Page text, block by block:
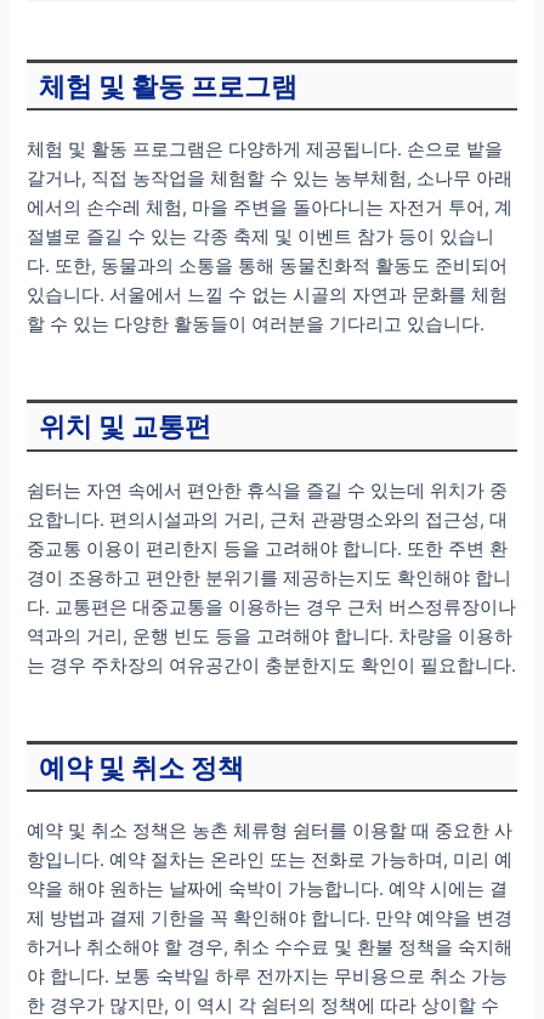
체험 및 활동 프로그램
체험 및 활동 프로그램은 다양하게 제공됩니다. 손으로 밭을
갈거나, 직접 농작업을 체험할 수 있는 농부체험, 소나무 아래
에서의 손수레 체험, 마을 주변을 돌아다니는 자전거 투어, 계
절별로 즐길 수 있는 각종 축제 및 이벤트 참가 등이 있습니
다. 또한, 동물과의 소통을 통해 동물친화적 활동도 준비되어
있습니다. 서울에서 느낄 수 없는 시골의 자연과 문화를 체험
할 수 있는 다양한 활동들이 여러분을 기다리고 있습니다.
위치 및 교통편
쉼터는 자연 속에서 편안한 휴식을 즐길 수 있는데 위치가 중
요합니다. 편의시설과의 거리, 근처 관광명소와의 접근성, 대
중교통 이용이 편리한지 등을 고려해야 합니다. 또한 주변 환
경이 조용하고 편안한 분위기를 제공하는지도 확인해야 합니
다. 교통편은 대중교통을 이용하는 경우 근처 버스정류장이나
역과의 거리, 운행 빈도 등을 고려해야 합니다. 차량을 이용하
는 경우 주차장의 여유공간이 충분한지도 확인이 필요합니다.
예약 및 취소 정책
예약 및 취소 정책은 농촌 체류형 쉼터를 이용할 때 중요한 사
항입니다. 예약 절차는 온라인 또는 전화로 가능하며, 미리 예
약을 해야 원하는 날짜에 숙박이 가능합니다. 예약 시에는 결
제 방법과 결제 기한을 꼭 확인해야 합니다. 만약 예약을 변경
하거나 취소해야 할 경우, 취소 수수료 및 환불 정책을 숙지해
야 합니다. 보통 숙박일 하루 전까지는 무비용으로 취소 가능
한 경우가 많지만, 이 역시 각 쉼터의 정책에 따라 상이할 수